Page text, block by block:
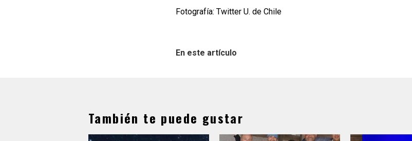
Fotografía: Twitter U. de Chile
En este artículo
También te puede gustar